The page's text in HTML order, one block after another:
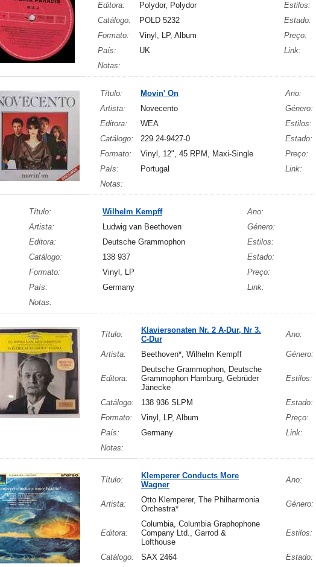
Editora:
Polydor, Polydor Estilos:
Catálogo:
POLD 5232 Estado:
Formato:
Vinyl, LP, Album Preço:
País:
UK Link:
Notas:
Título: Movin' On Ano:
Artista:
Novecento Género:
Editora:
WEA Estilos:
Catálogo:
229 24-9427-0 Estado:
Formato:
Vinyl, 12", 45 RPM, Maxi-Single Preço:
País:
Portugal Link:
Notas:
Título: Wilhelm Kempff Ano:
Artista:
Ludwig van Beethoven Género:
Editora:
Deutsche Grammophon Estilos:
Catálogo:
138 937 Estado:
Formato:
Vinyl, LP Preço:
País:
Germany Link:
Notas:
Título:
Klaviersonaten Nr. 2 A-Dur, Nr 3.
C-Dur
Ano:
Artista: Beethoven*, Wilhelm Kempff Género:
Editora:
Deutsche Grammophon, Deutsche
Grammophon Hamburg, Gebrüder
Jänecke
Estilos:
Catálogo: 138 936 SLPM Estado:
Formato:
Vinyl, LP, Album Preço:
País:
Germany Link:
Notas:
Título:
Klemperer Conducts More
Wagner
Ano:
Artista:
Otto Klemperer, The Philharmonia
Orchestra*
Género:
Editora:
Columbia, Columbia Graphophone
Company Ltd., Garrod &
Lofthouse
Estilos:
Catálogo: SAX 2464 Estado: